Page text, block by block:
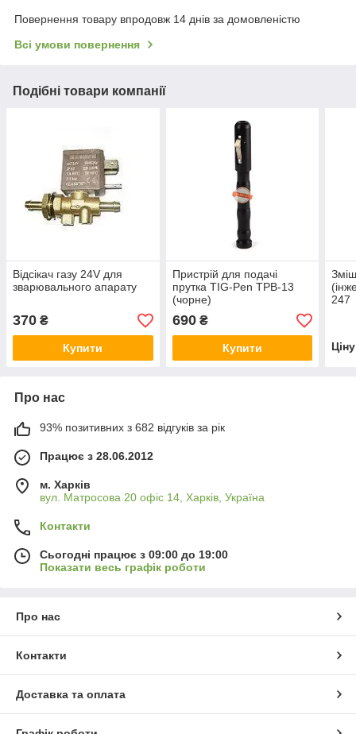
Повернення товару впродовж 14 днів за домовленістю
Всі умови повернення
Подібні товари компанії
Відсікач газу 24V для
зварювального апарату
370 ₴
Купити
Пристрій для подачі
прутка TIG-Pen TPB-13
(чорне)
690₴
Купити
247
Про нас
93% позитивних з 682 відгуків за рік
Працює з 28.06.2012
м. Харків
вул. Матросова 20 офіс 14, Харків, Україна
Контакти
Сьогодні працює з 09:00 до 19:00
Показати весь графік роботи
Про нас
Контакти
Доставка та оплата